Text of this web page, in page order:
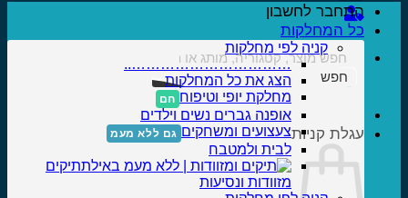
חפש
עגלת קניות
התחבר לחשבון
כל המחלקות
קניה לפי מחלקות
……………………………..
הצג את כל המחלקות
מחלקת יופי וטיפוח
אופנה גברים נשים וילדים
צעצועים ומשחקים
לבית ולמטבח
תיקים
מזוודות ונסיעות